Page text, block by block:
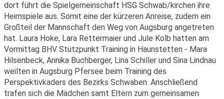
dort führt die Spielgemeinschaft HSG Schwab/kirchen ihre
Heimspiele aus. Somit eine der kürzeren Anreise, zudem ein
Großteil der Mannschaft den Weg von Augsburg angetreten
hat. Laura Hoke, Lara Rettermaier und Jule Kolb hatten am
Vormittag BHV Stützpunkt Training in Haunstetten - Mara
Hilsenbeck, Annika Buchberger, Lina Schiller und Sina Lindnau
weilten in Augsburg Pfersee beim Training des
Perspektivkaders des Bezirks Schwaben. Anschließend
trafen sich die Mädchen samt Eltern zum gemeinsamen